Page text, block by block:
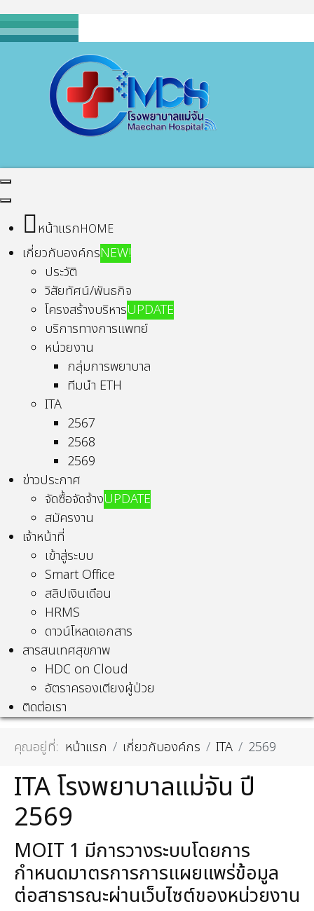
หน้าแรกHOME
เกี่ยวกับองค์กรNEW!
ประวัติ
วิสัยทัศน์/พันธกิจ
โครงสร้างบริหารUPDATE
บริการทางการแพทย์
หน่วยงาน
กลุ่มการพยาบาล
ทีมนำ ETH
ITA
2567
2568
2569
ข่าวประกาศ
จัดซื้อจัดจ้างUPDATE
สมัครงาน
เจ้าหน้าที่
เข้าสู่ระบบ
Smart Office
สลิปเงินเดือน
HRMS
ดาวน์โหลดเอกสาร
สารสนเทศสุขภาพ
HDC on Cloud
อัตราครองเตียงผู้ป่วย
ติดต่อเรา
คุณอยู่ที่: หน้าแรก เกี่ยวกับองค์กร ITA 2569
ITA โรงพยาบาลแม่จัน ปี
2569
MOIT 1 มีการวางระบบโดยการ
กำหนดมาตรการการแผยแพร่ข้อมูล
ต่อสาธารณะผ่านเว็บไซต์ของหน่วยงาน